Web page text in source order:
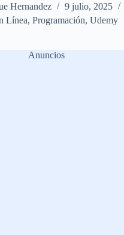
Hernandez
9 julio, 2025
Línea,Programación,Udemy
Anuncios